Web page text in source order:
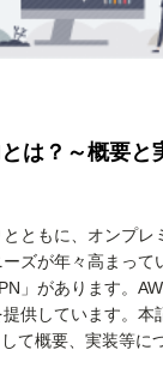
は？～概要と
ともに、オンプレ
ズが年々高まって
」があります。
供しています。本
て概要、実装等に